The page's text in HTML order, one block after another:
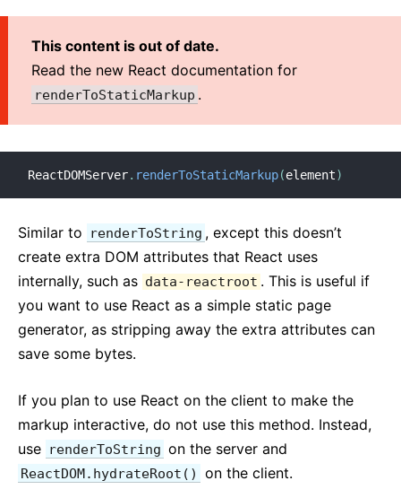
This content is out of date.
Read the new React documentation for
renderToStaticMarkup .
ReactDOMServer. renderToStaticMarkup(element)
Similar to renderToString , except this doesn’t
create extra DOM attributes that React uses
internally, such as data-reactroot . This is useful if
you want to use React as a simple static page
generator, as stripping away the extra attributes can
save some bytes.
If you plan to use React on the client to make the
markup interactive, do not use this method. Instead,
use renderToString on the server and
ReactDOM.hydrateRoot() on the client.